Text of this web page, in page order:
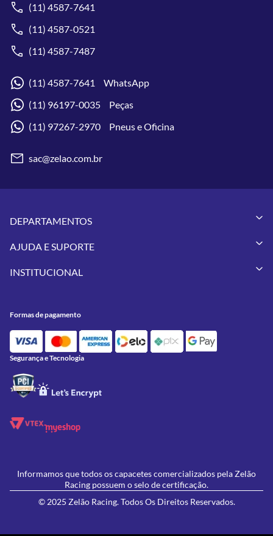
(11) 4587-7641
(11) 4587-0521
(11) 4587-7487
(11) 4587-7641 WhatsApp
(11) 96197-0035 Peças
(11) 97267-2970 Pneus e Oficina
sac@zelao.com.br
DEPARTAMENTOS
Vestuários
Pneus
Utilidades
Feminino
Lançamentos
AJUDA E SUPORTE
Meus Pedidos
Política de Privacidade
Política de Campanhas e promoções
INSTITUCIONAL
Contato
Oficina/Serviços
Formas de pagamento
Segurança e Tecnologia
Informamos que todos os capacetes comercializados pela Zelão
Racing possuem o selo de certificação.
© 2025 Zelão Racing. Todos Os Direitos Reservados.